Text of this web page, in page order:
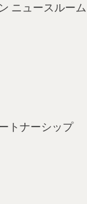
ニュースルーム
トナーシップ